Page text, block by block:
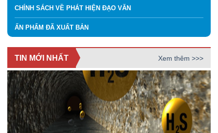
CHÍNH SÁCH VỀ PHÁT HIỆN ĐẠO VĂN
ẤN PHẨM ĐÃ XUẤT BẢN
TIN MỚI NHẤT Xem thêm >>>